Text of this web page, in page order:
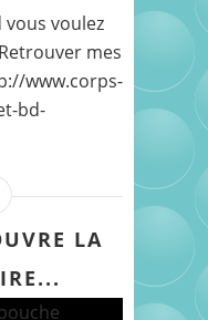
voulez
mes
www.corps-
bd-
LA